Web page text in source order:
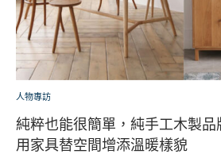
人物專訪
純粹也能很簡單，純手工木製
用家具替空間增添溫暖樣貌